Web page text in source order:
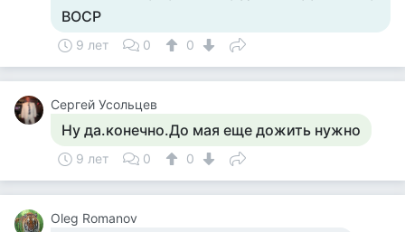
ВОСР
9 лет 0 0
Сергей Усольцев
Ну да.конечно.До мая еще дожить нужно
9 лет 0 0
Oleg Romanov